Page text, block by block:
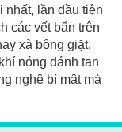
nhất, lần đầu tiên
các vết bẩn trên
xà bông giặt.
nóng đánh tan
nghệ bí mật mà